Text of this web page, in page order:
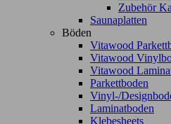
Zubehör
Saunaplatten
Böden
Vitawood
Vitawood
Vitawood
Parkettboden
Vinyl-/
Laminatboden
Klebesheets